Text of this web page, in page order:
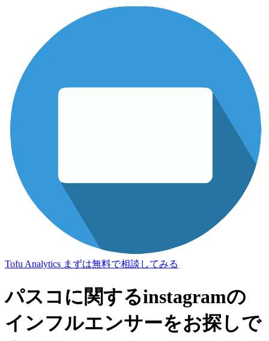
Tofu Analytics まずは無料で相談してみる
パスコに関するinstagramの
インフルエンサーをお探しで